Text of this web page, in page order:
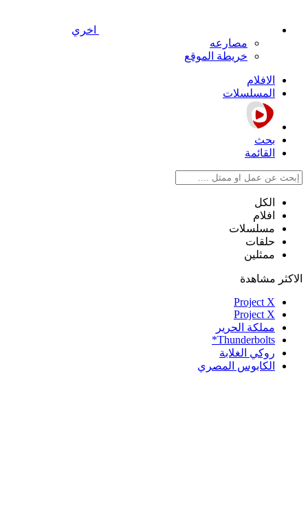
اخري
مصارعه
خريطة الموقع
الافلام
المسلسلات
بحث
القائمة
الكل
افلام
مسلسلات
حلقات
ممثلين
الاكثر مشاهدة
Project X
Project X
مملكة الحرير
Thunderbolts*
روكي الغلابة
الكابوس المصري